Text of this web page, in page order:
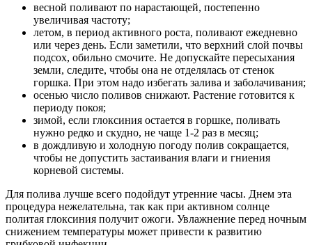
весной поливают по нарастающей, постепенно
увеличивая частоту;
летом, в период активного роста, поливают ежедневно
или через день. Если заметили, что верхний слой почвы
подсох, обильно смочите. Не допускайте пересыхания
земли, следите, чтобы она не отделялась от стенок
горшка. При этом надо избегать залива и заболачивания;
осенью число поливов снижают. Растение готовится к
периоду покоя;
зимой, если глоксиния остается в горшке, поливать
нужно редко и скудно, не чаще 1-2 раз в месяц;
в дождливую и холодную погоду полив сокращается,
чтобы не допустить застаивания влаги и гниения
корневой системы.
Для полива лучше всего подойдут утренние часы. Днем эта
процедура нежелательна, так как при активном солнце
политая глоксиния получит ожоги. Увлажнение перед ночным
снижением температуры может привести к развитию